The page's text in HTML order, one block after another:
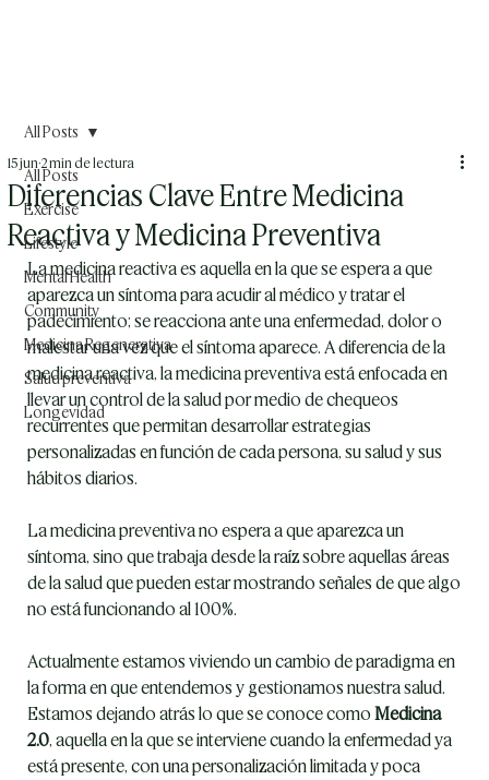
All Posts
Exercise
Lifestyle
Mental Health
Community
Medicina Regenerativa
Salud preventiva
Longevidad
All Posts
Diferencias Clave Entre Medicina
Reactiva y Medicina Preventiva
15 jun2 min de lectura
La medicina reactiva es aquella en la que se espera a que
aparezca un síntoma para acudir al médico y tratar el
padecimiento; se reacciona ante una enfermedad, dolor o
malestar una vez que el síntoma aparece. A diferencia de la
medicina reactiva, la medicina preventiva está enfocada en
llevar un control de la salud por medio de chequeos
recurrentes que permitan desarrollar estrategias
personalizadas en función de cada persona, su salud y sus
hábitos diarios.
La medicina preventiva no espera a que aparezca un
síntoma, sino que trabaja desde la raíz sobre aquellas áreas
de la salud que pueden estar mostrando señales de que algo
no está funcionando al 100%.
Actualmente estamos viviendo un cambio de paradigma en
la forma en que entendemos y gestionamos nuestra salud.
Estamos dejando atrás lo que se conoce como Medicina
2.0, aquella en la que se interviene cuando la enfermedad ya
está presente, con una personalización limitada y poca